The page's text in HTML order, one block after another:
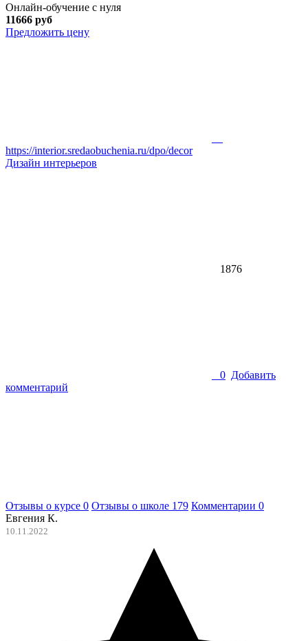
Онлайн-обучение с нуля
11666 руб
Предложить цену
https://interior.sredaobuchenia.ru/dpo/decor
Дизайн интерьеров
1876
0 Добавить
комментарий
Отзывы о курсе 0 Отзывы о школе 179 Комментарии 0
Евгения К.
10.11.2022